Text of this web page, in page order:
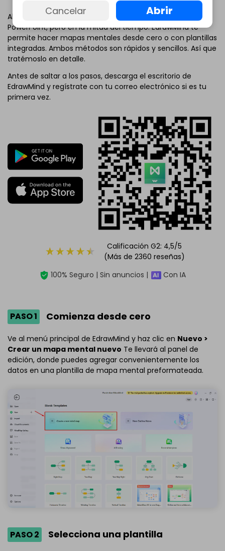
Ahora, hagamos el mismo mapa mental que hicimos en
PowerPoint, pero en la mitad del tiempo. EdrawMind te
permite hacer mapas mentales desde cero o con plantillas
integradas. Ambos métodos son rápidos y sencillos. Así que
tratémoslo en detalle.
Antes de saltar a los pasos, descarga el escritorio de
EdrawMind y regístrate con tu correo electrónico si es tu
primera vez.
Calificación G2: 4,5/5
(Más de 2360 reseñas)
100% Seguro | Sin anuncios |
Con IA
PASO 1 Comienza desde cero
Ve al menú principal de EdrawMind y haz clic en Nuevo >
Crear un mapa mental nuevo Te llevará al panel de
edición, donde puedes agregar convenientemente los
datos en una plantilla de mapa mental preformateada.
PASO 2 Selecciona una plantilla
Cancelar Abrir